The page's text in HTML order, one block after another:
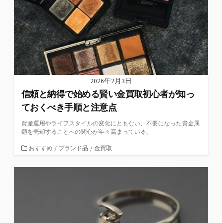
2026年2月3日
信頼と納得で始める賢い金買取初心者が知っ
ておくべき手順と注意点
資産運用やライフスタイルの変化にともない、不要になった貴金属
類を売却することへの関心が年々高まっている。
カ
ゴ
おすすめ / ブランド品 / 金買取